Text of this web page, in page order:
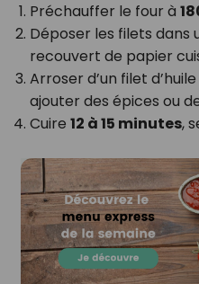
Préchauffer le four à
Déposer les filets dans
recouvert de papier
Arroser d’un filet
ajouter des épices ou
Cuire 12 à 15 minutes,